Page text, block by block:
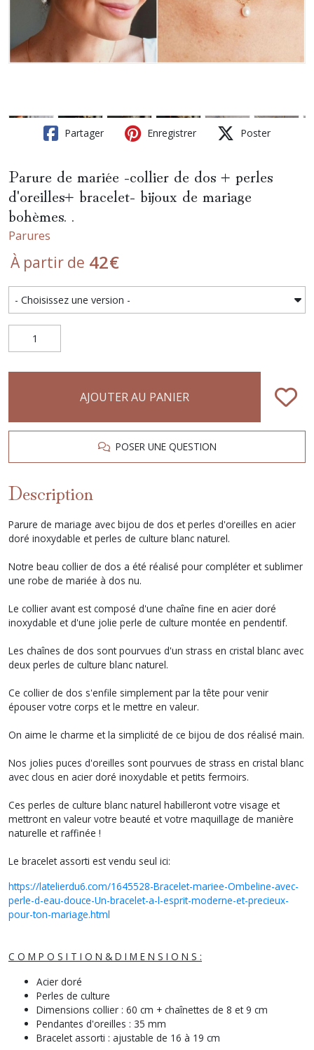
Partager Enregistrer Poster
Parure de mariée -collier de dos + perles
d'oreilles+ bracelet- bijoux de mariage
bohèmes. .
Parures
À partir de 42€
AJOUTER AU PANIER
POSER UNE QUESTION
Description
Parure de mariage avec bijou de dos et perles d'oreilles en acier
doré inoxydable et perles de culture blanc naturel.
Notre beau collier de dos a été réalisé pour compléter et sublimer
une robe de mariée à dos nu.
Le collier avant est composé d'une chaîne fine en acier doré
inoxydable et d'une jolie perle de culture montée en pendentif.
Les chaînes de dos sont pourvues d'un strass en cristal blanc avec
deux perles de culture blanc naturel.
Ce collier de dos s'enfile simplement par la tête pour venir
épouser votre corps et le mettre en valeur.
On aime le charme et la simplicité de ce bijou de dos réalisé main.
Nos jolies puces d'oreilles sont pourvues de strass en cristal blanc
avec clous en acier doré inoxydable et petits fermoirs.
Ces perles de culture blanc naturel habilleront votre visage et
mettront en valeur votre beauté et votre maquillage de manière
naturelle et raffinée !
Le bracelet assorti est vendu seul ici:
https://latelierdu6.com/1645528-Bracelet-mariee-Ombeline-avec-
perle-d-eau-douce-Un-bracelet-a-l-esprit-moderne-et-precieux-
pour-ton-mariage.html
C O M P O S I T I O N & D I M E N S I O N S :
Acier doré
Perles de culture
Dimensions collier : 60 cm + chaînettes de 8 et 9 cm
Pendantes d'oreilles : 35 mm
Bracelet assorti : ajustable de 16 à 19 cm